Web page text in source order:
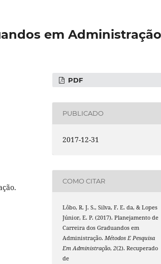
em Administração
PDF
PUBLICADO
2017-12-31
COMO CITAR
Lôbo, R. J. S., Silva, F. E. da, & Lopes
Júnior, E. P. (2017). Planejamento de
Carreira dos Graduandos em
Administração.Métodos E Pesquisa
Em Administração,2(2). Recuperado
de